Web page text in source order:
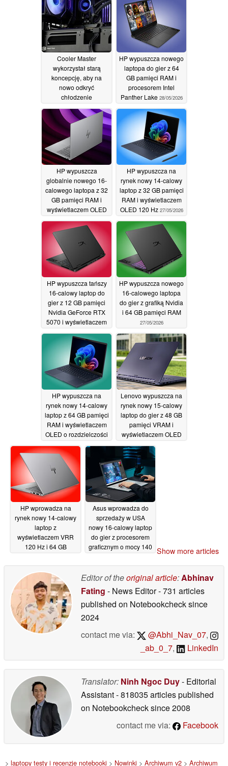
Cooler Master
wykorzystał starą
koncepcję, aby na
nowo odkryć
chłodzenie
04/06/2026
HP wypuszcza nowego
laptopa do gier z 64
GB pamięci RAM i
procesorem Intel
Panther Lake 28/05/2026
HP wypuszcza
globalnie nowego 16-
calowego laptopa z 32
GB pamięci RAM i
wyświetlaczem OLED
nitów27/05/2026
HP wypuszcza na
rynek nowy 14-calowy
laptop z 32 GB pamięci
RAM i wyświetlaczem
OLED 120 Hz 27/05/2026
HP wypuszcza tańszy
16-calowy laptop do
gier z 12 GB pamięci
Nvidia GeForce RTX
5070 i wyświetlaczem
27/05/2026
HP wypuszcza nowego
16-calowego laptopa
do gier z grafiką Nvidia
i 64 GB pamięci RAM
27/05/2026
HP wypuszcza na
rynek nowy 14-calowy
laptop z 64 GB pamięci
RAM i wyświetlaczem
OLED o rozdzielczości
26/05/2026
Lenovo wypuszcza na
rynek nowy 15-calowy
laptop do gier z 48 GB
pamięci VRAM i
wyświetlaczem OLED
nitów
26/05/2026
HP wprowadza na
rynek nowy 14-calowy
laptop z
wyświetlaczem VRR
120 Hz i 64 GB
Asus wprowadza do
sprzedaży w USA
nowy 16-calowy laptop
do gier z procesorem
graficznym o mocy 140
nitów23/05/2026
Show more articles
Editor of theoriginal article:Abhinav
Fating - News Editor- 731 articles
published on Notebookchecksince
2024
contact me via:
@Abhi_Nav_07,
_ab_0_7, LinkedIn
Translator: Ninh Ngoc Duy- Editorial
Assistant- 818035 articles published
on Notebookchecksince 2008
contact me via:
Facebook
> laptopy testy i recenzje notebooki > Nowinki > Archiwum v2 > Archiwum